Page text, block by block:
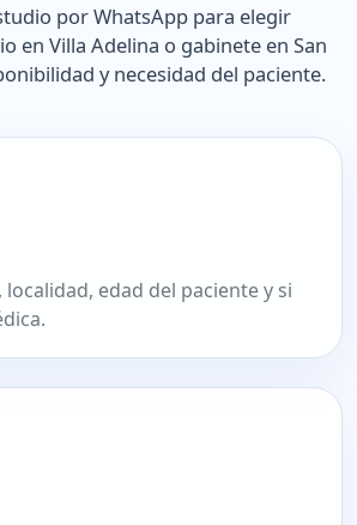
por WhatsApp para elegir
en Villa Adelina o gabinete en San
y necesidad del paciente.
edad del paciente y si